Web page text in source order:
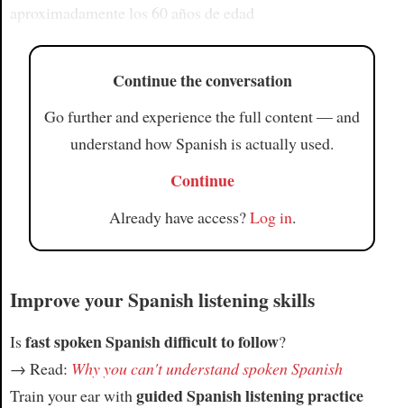
aproximadamente los 60 años de edad
Continue the conversation
Go further and experience the full content — and
understand how Spanish is actually used.
Continue
Already have access?Log in.
Improve your Spanish listening skills
Isfast spoken Spanish difficult to follow?
→ Read: Why you can't understand spoken Spanish
Train your ear withguided Spanish listening practice